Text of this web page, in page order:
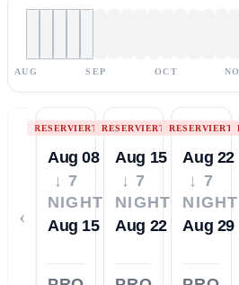
AUG SEP OCT
‹
RESERVIERT
Aug 08
↓ 7
NIGHTS
Aug 15
RESERVIERT
Aug 15
↓ 7
NIGHTS
Aug 22
RESERVIERT
Aug 22
↓ 7
Aug 29